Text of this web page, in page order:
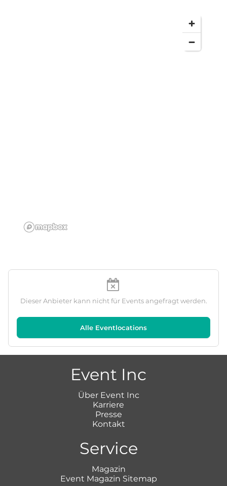
Dieser Anbieter kann nicht für Events angefragt werden.
Alle Eventlocations
Event Inc
Über Event Inc
Karriere
Presse
Kontakt
Service
Magazin
Event Magazin Sitemap